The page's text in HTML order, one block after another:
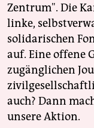
Zentrum". Die
linke,
solidarischen
auf. Eine offene
zugänglichen
auch? Dann
unsere Aktion.